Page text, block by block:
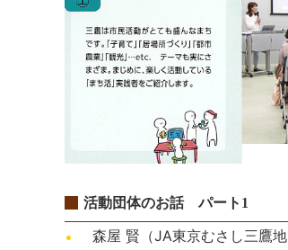
活動団体のお話 パート1
森屋 賢（JA東京むさし三鷹地